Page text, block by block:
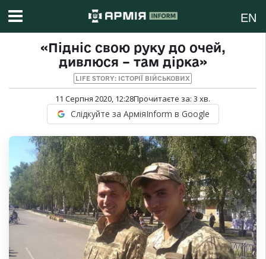
EN
«Підніс свою руку до очей,
дивлюся – там дірка»
LIFE STORY: ІСТОРІЇ ВІЙСЬКОВИХ
11 Серпня 2020, 12:28Прочитаєте за: 3 хв.
Слідкуйте за АрміяInform в Google